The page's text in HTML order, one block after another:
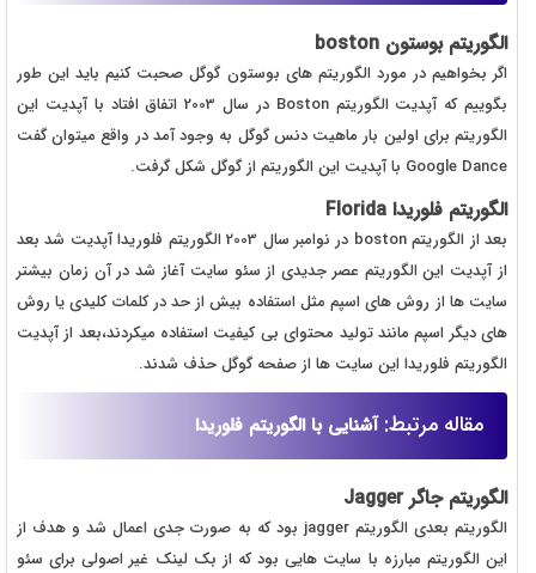
الگوریتم بوستون boston
اگر بخواهیم در مورد الگوریتم های بوستون گوگل صحبت کنیم باید این طور
بگوییم که آپدیت الگوریتم Boston در سال 2003 اتفاق افتاد با آپدیت این
الگوریتم برای اولین بار ماهیت دنس گوگل به وجود آمد در واقع میتوان گفت
Google Dance با آپدیت این الگوریتم از گوگل شکل گرفت.
الگوریتم فلوریدا Florida
بعد از الگوریتم boston در نوامبر سال 2003 الگوریتم فلوریدا آپدیت شد بعد
از آپدیت این الگوریتم عصر جدیدی از سئو سایت آغاز شد در آن زمان بیشتر
سایت ها از روش های اسپم مثل استفاده بیش از حد در کلمات کلیدی یا روش
های دیگر اسپم مانند تولید محتوای بی کیفیت استفاده میکردند،بعد از آپدیت
الگوریتم فلوریدا این سایت ها از صفحه گوگل حذف شدند.
مقاله مرتبط: آشنایی با الگوریتم فلوریدا
الگوریتم جاگر Jagger
الگوریتم بعدی الگوریتم jagger بود که به صورت جدی اعمال شد و هدف از
این الگوریتم مبارزه با سایت هایی بود که از بک لینک غیر اصولی برای سئو